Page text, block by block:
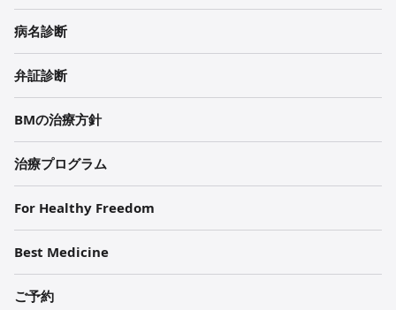
원
각
주
病名診断
弁証診断
BMの治療方針
治療プログラム
For Healthy Freedom
Best Medicine
ご予約